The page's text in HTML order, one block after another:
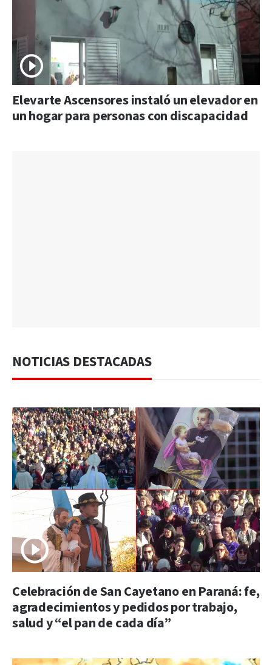
Elevarte Ascensores instaló un elevador en
un hogar para personas con discapacidad
NOTICIAS DESTACADAS
Celebración de San Cayetano en Paraná: fe,
agradecimientos y pedidos por trabajo,
salud y “el pan de cada día”